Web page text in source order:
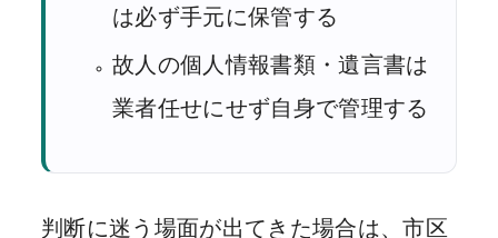
は必ず手元に保管する
故人の個人情報書類・遺言書は
業者任せにせず自身で管理する
判断に迷う場面が出てきた場合は、市区